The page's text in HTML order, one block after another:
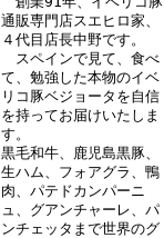
通販専門店スエヒロ家、
４代目店長中野です。
スペインで見て、食べ
て、勉強した本物のイベ
リコ豚ベジョータを自信
を持ってお届けいたしま
す。
黒毛和牛、鹿児島黒豚、
生ハム、フォアグラ、鴨
肉、パテドカンパーニ
ュ、グアンチャーレ、パ
ンチェッタまで世界のグ